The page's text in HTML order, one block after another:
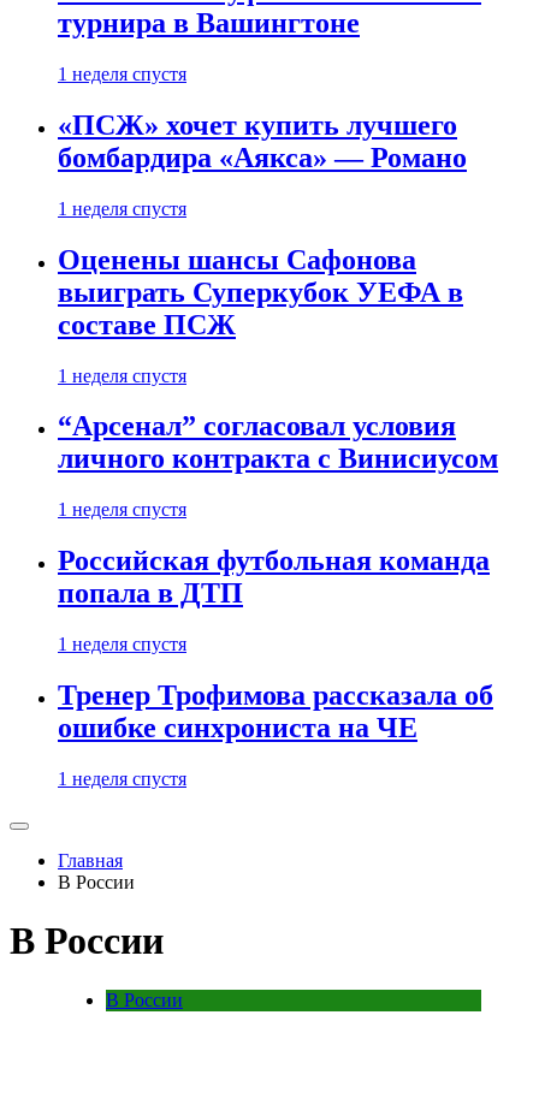
турнира в Вашингтоне
1 неделя спустя
«ПСЖ» хочет купить лучшего
бомбардира «Аякса» — Романо
1 неделя спустя
Оценены шансы Сафонова
выиграть Суперкубок УЕФА в
составе ПСЖ
1 неделя спустя
“Арсенал” согласовал условия
личного контракта с Винисиусом
1 неделя спустя
Российская футбольная команда
попала в ДТП
1 неделя спустя
Тренер Трофимова рассказала об
ошибке синхрониста на ЧЕ
1 неделя спустя
Главная
В России
В России
В России